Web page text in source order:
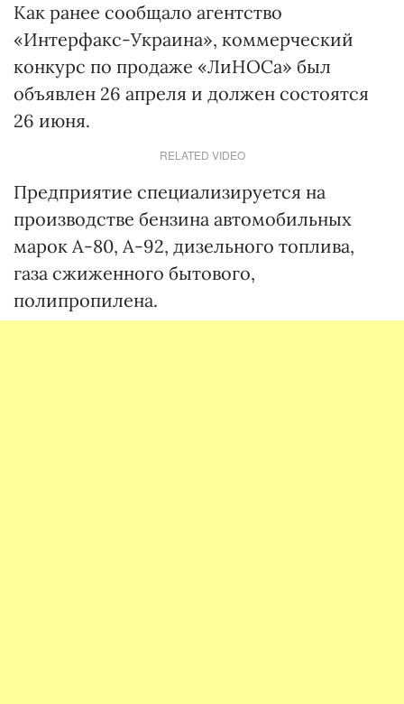
Как ранее сообщало агентство
«Интерфакс-Украина», коммерческий
конкурс по продаже «ЛиНОСа» был
объявлен 26 апреля и должен состоятся
26 июня.
RELATED VIDEO
Предприятие специализируется на
производстве бензина автомобильных
марок А-80, А-92, дизельного топлива,
газа сжиженного бытового,
полипропилена.